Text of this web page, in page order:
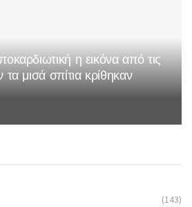
η εικόνα από τις
μισά σπίτια κρίθηκαν
(143)